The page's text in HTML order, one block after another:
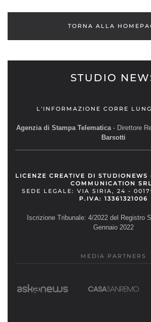
TORNA ALLA
STUDIO
L'INFORMAZIONE CORRE
Agenzia di Stampa Telematica- Direttore
Barsotti
LICENZE CREATIVE DI
COMMUNICATION
SEDE LEGALE: VIA SIRIA, 24 -
P.IVA: 13361321006
Iscrizione Tribunale: 4/2022 del Registro
Gennaio 2022
MEDIA PARTNERS